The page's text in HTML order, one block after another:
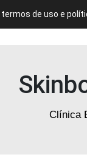
Clínica
de uso e